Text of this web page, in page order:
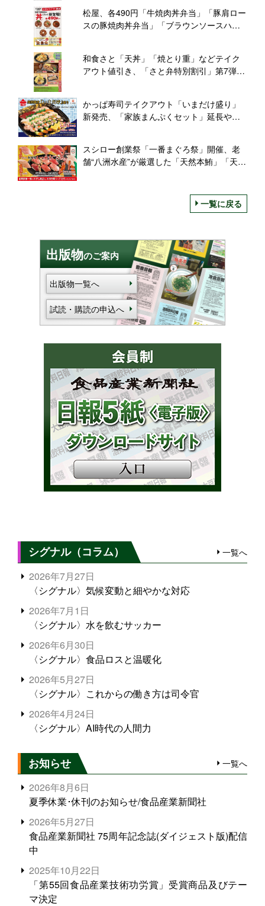
松屋、各490円「牛焼肉丼弁当」「豚肩ロー
スの豚焼肉丼弁当」「ブラウンソースハン
和食さと「天丼」「焼とり重」などテイク
アウト値引き、「さと弁特別割引」第7弾開
かっぱ寿司テイクアウト「いまだけ盛り」
新発売、「家族まんぷくセット」延長や
スシロー創業祭「一番まぐろ祭」開催、老
舗“八洲水産”が厳選した「天然本鮪」「天然
一覧に戻る
出版物のご案内
出版物一覧へ
試読・購読の申込へ
シグナル（コラム） 一覧へ
2026年7月27日
〈シグナル〉気候変動と細やかな対応
2026年7月1日
〈シグナル〉水を飲むサッカー
2026年6月30日
〈シグナル〉食品ロスと温暖化
2026年5月27日
〈シグナル〉これからの働き方は司令官
2026年4月24日
〈シグナル〉AI時代の人間力
お知らせ 一覧へ
2026年8月6日
夏季休業･休刊のお知らせ/食品産業新聞社
2026年5月27日
食品産業新聞社 75周年記念誌(ダイジェスト版)配信
中
2025年10月22日
「第55回食品産業技術功労賞」受賞商品及びテー
マ決定